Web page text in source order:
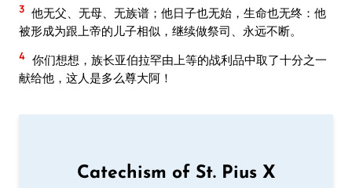
3 他无父、无母、无族谱；他日子也无始，生命也无终：他
被形成为跟上帝的儿子相似，继续做祭司、永远不断。
4 你们想想，族长亚伯拉罕由上等的战利品中取了十分之一
献给他，这人是多么尊大阿！
Catechism of St. Pius X